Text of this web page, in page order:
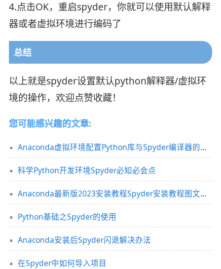
4.点击OK，重启spyder，你就可以使用默认解释
器或者虚拟环境进行编码了
总结
以上就是spyder设置默认python解释器/虚拟环
境的操作，欢迎点赞收藏！
您可能感兴趣的文章:
Anaconda虚拟环境配置Python库与Spyder编译器的方法
科学Python开发环境Spyder必知必会点
Anaconda最新版2023安装教程Spyder安装教程图文详解
Python基础之Spyder的使用
Anaconda安装后Spyder闪退解决办法
在Spyder中如何导入项目